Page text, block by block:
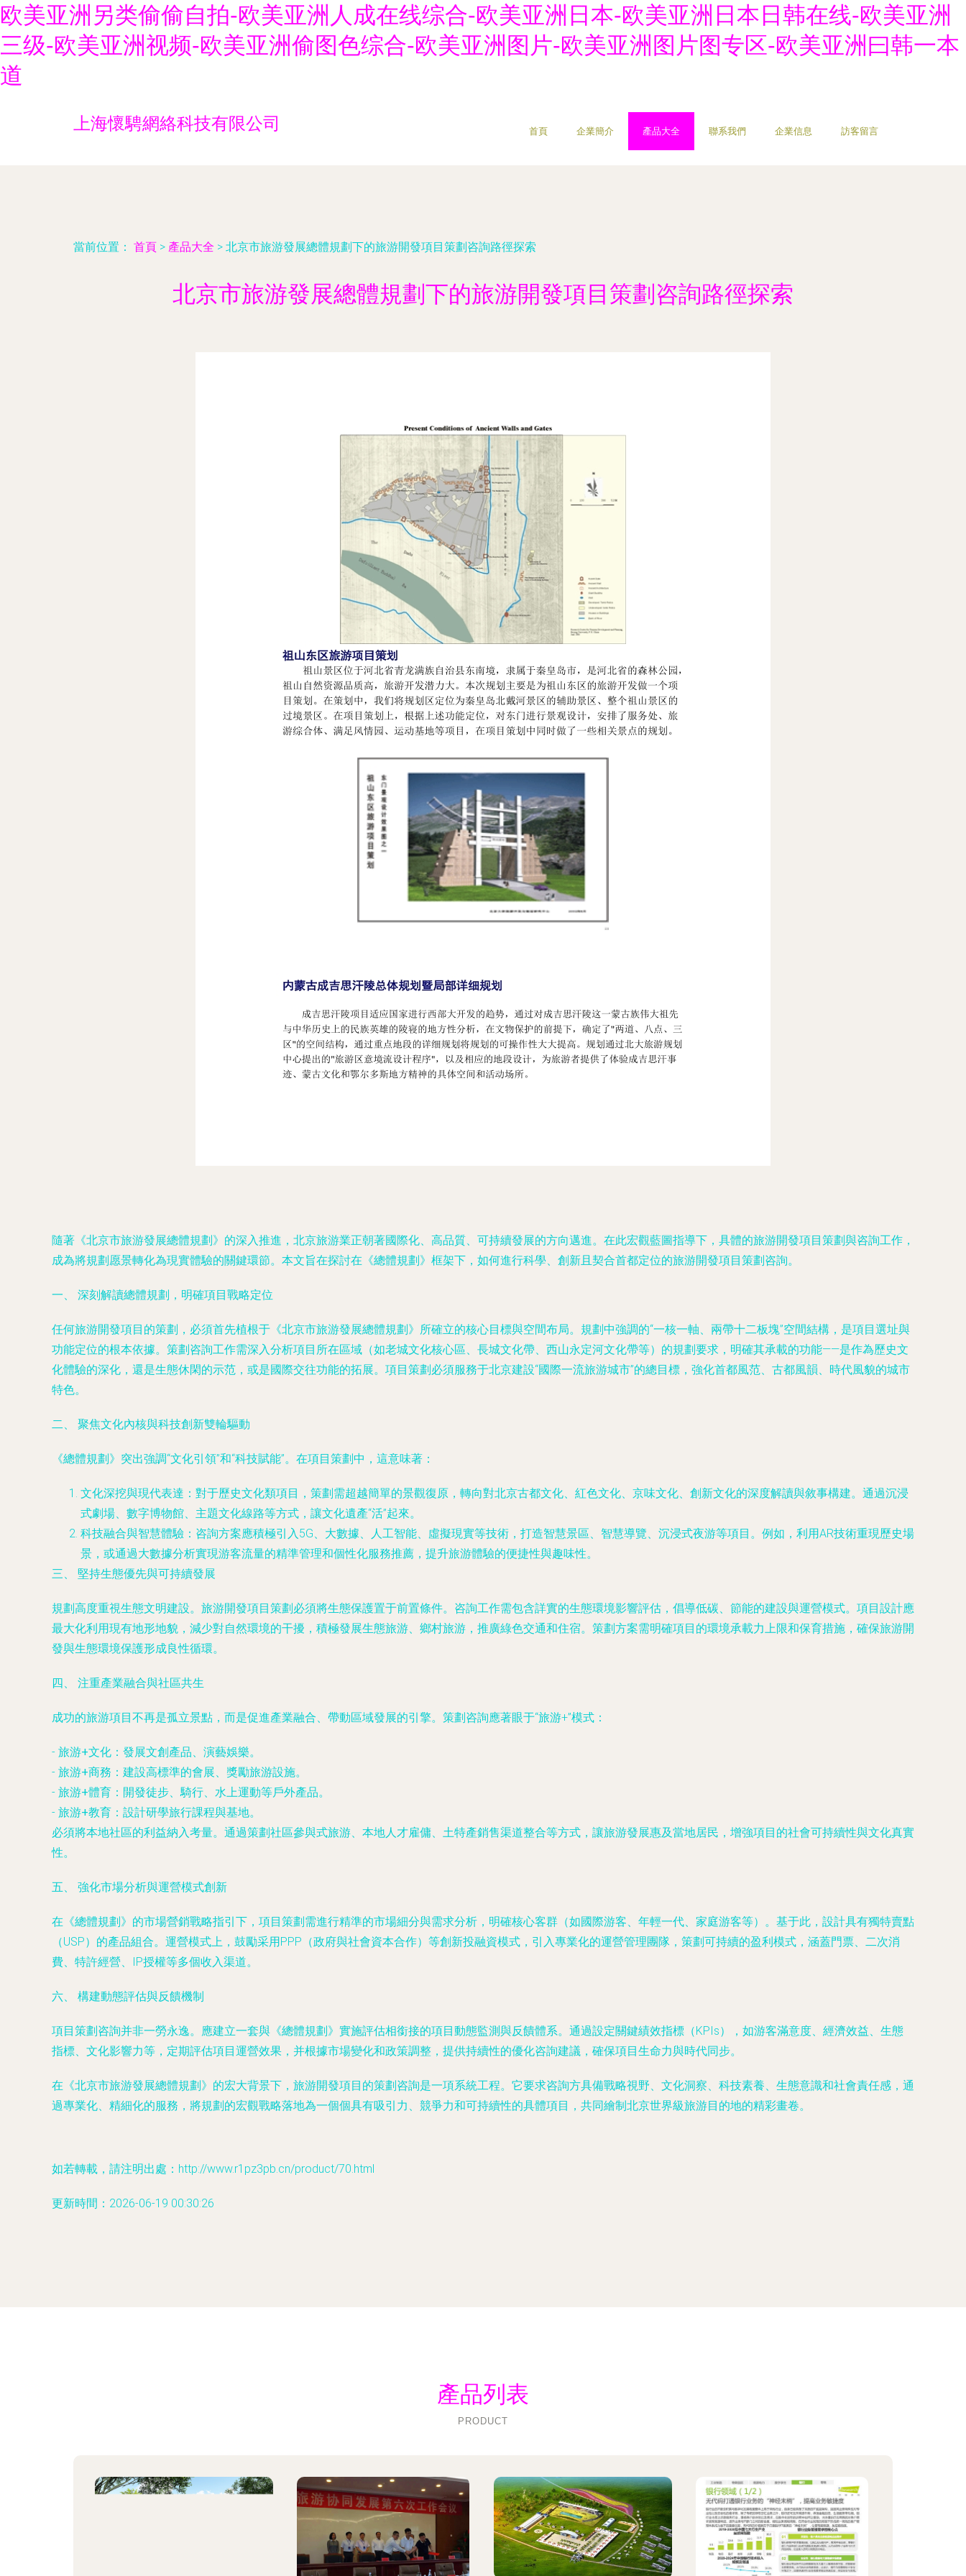
欧美亚洲另类偷偷自拍-欧美亚洲人成在线综合-欧美亚洲日本-欧美亚洲日本日韩在线-欧美亚洲
三级-欧美亚洲视频-欧美亚洲偷图色综合-欧美亚洲图片-欧美亚洲图片图专区-欧美亚洲曰韩一本
道
上海懷騁網絡科技有限公司 首頁 企業簡介 產品大全 聯系我們 企業信息 訪客留言
當前位置： 首頁 > 產品大全 > 北京市旅游發展總體規劃下的旅游開發項目策劃咨詢路徑探索
北京市旅游發展總體規劃下的旅游開發項目策劃咨詢路徑探索
隨著《北京市旅游發展總體規劃》的深入推進，北京旅游業正朝著國際化、高品質、可持續發展的方向邁進。在此宏觀藍圖指導下，具體的旅游開發項目策劃與咨詢工作，
成為將規劃愿景轉化為現實體驗的關鍵環節。本文旨在探討在《總體規劃》框架下，如何進行科學、創新且契合首都定位的旅游開發項目策劃咨詢。
一、 深刻解讀總體規劃，明確項目戰略定位
任何旅游開發項目的策劃，必須首先植根于《北京市旅游發展總體規劃》所確立的核心目標與空間布局。規劃中強調的“一核一軸、兩帶十二板塊”空間結構，是項目選址與
功能定位的根本依據。策劃咨詢工作需深入分析項目所在區域（如老城文化核心區、長城文化帶、西山永定河文化帶等）的規劃要求，明確其承載的功能——是作為歷史文
化體驗的深化，還是生態休閑的示范，或是國際交往功能的拓展。項目策劃必須服務于北京建設“國際一流旅游城市”的總目標，強化首都風范、古都風韻、時代風貌的城市
特色。
二、 聚焦文化內核與科技創新雙輪驅動
《總體規劃》突出強調“文化引領”和“科技賦能”。在項目策劃中，這意味著：
文化深挖與現代表達 ：對于歷史文化類項目，策劃需超越簡單的景觀復原，轉向對北京古都文化、紅色文化、京味文化、創新文化的深度解讀與敘事構建。通過沉浸
式劇場、數字博物館、主題文化線路等方式，讓文化遺產“活”起來。
科技融合與智慧體驗 ：咨詢方案應積極引入5G、大數據、人工智能、虛擬現實等技術，打造智慧景區、智慧導覽、沉浸式夜游等項目。例如，利用AR技術重現歷史場
景，或通過大數據分析實現游客流量的精準管理和個性化服務推薦，提升旅游體驗的便捷性與趣味性。
三、 堅持生態優先與可持續發展
規劃高度重視生態文明建設。旅游開發項目策劃必須將生態保護置于前置條件。咨詢工作需包含詳實的生態環境影響評估，倡導低碳、節能的建設與運營模式。項目設計應
最大化利用現有地形地貌，減少對自然環境的干擾，積極發展生態旅游、鄉村旅游，推廣綠色交通和住宿。策劃方案需明確項目的環境承載力上限和保育措施，確保旅游開
發與生態環境保護形成良性循環。
四、 注重產業融合與社區共生
成功的旅游項目不再是孤立景點，而是促進產業融合、帶動區域發展的引擎。策劃咨詢應著眼于“旅游+”模式：
- 旅游+文化 ：發展文創產品、演藝娛樂。
- 旅游+商務 ：建設高標準的會展、獎勵旅游設施。
- 旅游+體育 ：開發徒步、騎行、水上運動等戶外產品。
- 旅游+教育 ：設計研學旅行課程與基地。
必須將本地社區的利益納入考量。通過策劃社區參與式旅游、本地人才雇傭、土特產銷售渠道整合等方式，讓旅游發展惠及當地居民，增強項目的社會可持續性與文化真實
性。
五、 強化市場分析與運營模式創新
在《總體規劃》的市場營銷戰略指引下，項目策劃需進行精準的市場細分與需求分析，明確核心客群（如國際游客、年輕一代、家庭游客等）。基于此，設計具有獨特賣點
（USP）的產品組合。運營模式上，鼓勵采用PPP（政府與社會資本合作）等創新投融資模式，引入專業化的運營管理團隊，策劃可持續的盈利模式，涵蓋門票、二次消
費、特許經營、IP授權等多個收入渠道。
六、 構建動態評估與反饋機制
項目策劃咨詢并非一勞永逸。應建立一套與《總體規劃》實施評估相銜接的項目動態監測與反饋體系。通過設定關鍵績效指標（KPIs），如游客滿意度、經濟效益、生態
指標、文化影響力等，定期評估項目運營效果，并根據市場變化和政策調整，提供持續性的優化咨詢建議，確保項目生命力與時代同步。
在《北京市旅游發展總體規劃》的宏大背景下，旅游開發項目的策劃咨詢是一項系統工程。它要求咨詢方具備戰略視野、文化洞察、科技素養、生態意識和社會責任感，通
過專業化、精細化的服務，將規劃的宏觀戰略落地為一個個具有吸引力、競爭力和可持續性的具體項目，共同繪制北京世界級旅游目的地的精彩畫卷。
如若轉載，請注明出處：http://www.r1pz3pb.cn/product/70.html
更新時間：2026-06-19 00:30:26
產品列表
PRODUCT